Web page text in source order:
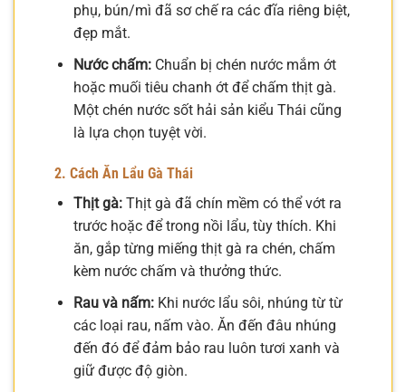
phụ, bún/mì đã sơ chế ra các đĩa riêng biệt,
đẹp mắt.
Nước chấm:Chuẩn bị chén nước mắm ớt
hoặc muối tiêu chanh ớt để chấm thịt gà.
Một chén nước sốt hải sản kiểu Thái cũng
là lựa chọn tuyệt vời.
2. Cách Ăn Lẩu Gà Thái
Thịt gà:Thịt gà đã chín mềm có thể vớt ra
trước hoặc để trong nồi lẩu, tùy thích. Khi
ăn, gắp từng miếng thịt gà ra chén, chấm
kèm nước chấm và thưởng thức.
Rau và nấm:Khi nước lẩu sôi, nhúng từ từ
các loại rau, nấm vào. Ăn đến đâu nhúng
đến đó để đảm bảo rau luôn tươi xanh và
giữ được độ giòn.